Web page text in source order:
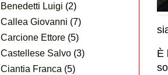
È
Benedetti Luigi (2)
Callea Giovanni (7)
Carcione Ettore (5)
Castellese Salvo (3)
Ciantia Franca (5)